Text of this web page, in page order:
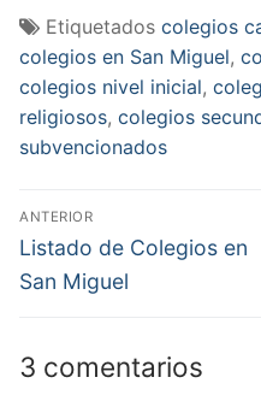
Etiquetados colegios
colegios en San Miguel,
colegios nivel inicial,
religiosos, colegios
subvencionados
Navegación
de
entradas
ANTERIOR
Entrada
anterior:
Listado de Colegios en
San Miguel
3 comentarios